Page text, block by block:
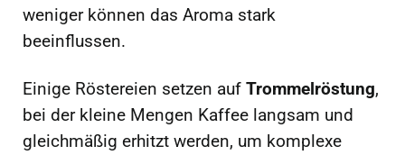
weniger können das Aroma stark
beeinflussen.
Einige Röstereien setzen auf Trommelröstung,
bei der kleine Mengen Kaffee langsam und
gleichmäßig erhitzt werden, um komplexe